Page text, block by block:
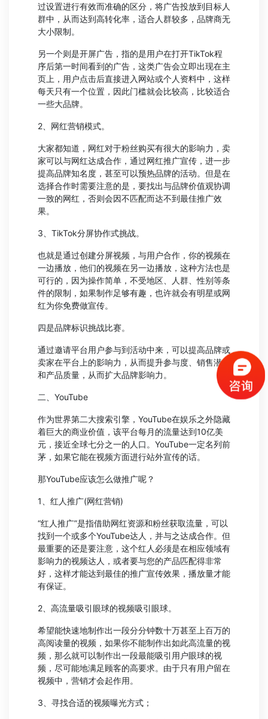
过设置进行有效而准确的区分，将广告投放到目标人
群中，从而达到高转化率，适合人群较多，品牌商无
大小限制。
另一个则是开屏广告，指的是用户在打开TikTok程
序后第一时间看到的广告，这类广告会立即出现在主
页上，用户点击后直接进入网站或个人资料中，这样
每天只有一个位置，因此门槛就会比较高，比较适合
一些大品牌。
2、网红营销模式。
大家都知道，网红对于粉丝购买有很大的影响力，卖
家可以与网红达成合作，通过网红推广宣传，进一步
提高品牌知名度，甚至可以预热品牌的活动。但是在
选择合作时需要注意的是，要找出与品牌价值观协调
一致的网红，否则会因不匹配而达不到最佳推广效
果。
3、TikTok分屏协作式挑战。
也就是通过创建分屏视频，与用户合作，你的视频在
一边播放，他们的视频在另一边播放，这种方法也是
可行的，因为操作简单，不受地区、人群、性别等条
件的限制，如果制作足够有趣，也许就会有明星或网
红为你免费做宣传。
四是品牌标识挑战比赛。
通过邀请平台用户参与到活动中来，可以提高品牌或
卖家在平台上的影响力，从而提升参与度、销售潜力
和产品质量，从而扩大品牌影响力。
二、YouTube
作为世界第二大搜索引擎，YouTube在娱乐之外隐藏
着巨大的商业价值，该平台每月的流量达到10亿美
元，接近全球七分之一的人口。YouTube一定名列前
茅，如果它能在视频方面进行站外宣传的话。
那YouTube应该怎么做推广呢？
1、红人推广(网红营销)
“红人推广”是指借助网红资源和粉丝获取流量，可以
找到一个或多个YouTube达人，并与之达成合作。但
最重要的还是要注意，这个红人必须是在相应领域有
影响力的视频达人，或者要与您的产品匹配得非常
好，这样才能达到最佳的推广宣传效果，播放量才能
有保证。
2、高流量吸引眼球的视频吸引眼球。
希望能快速地制作出一段分分钟数十万甚至上百万的
高阅读量的视频，如果你不能制作出如此高流量的视
频，那么就可以制作出一段最能吸引用户眼球的视
频，尽可能地满足顾客的高要求。由于只有用户留在
视频中，营销才会起作用。
3、寻找合适的视频曝光方式；